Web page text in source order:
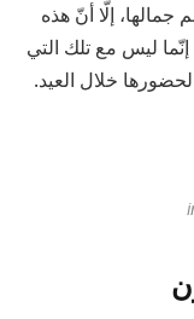
إلّا أنّ هذه
ليس مع تلك التي
خلال العيد.